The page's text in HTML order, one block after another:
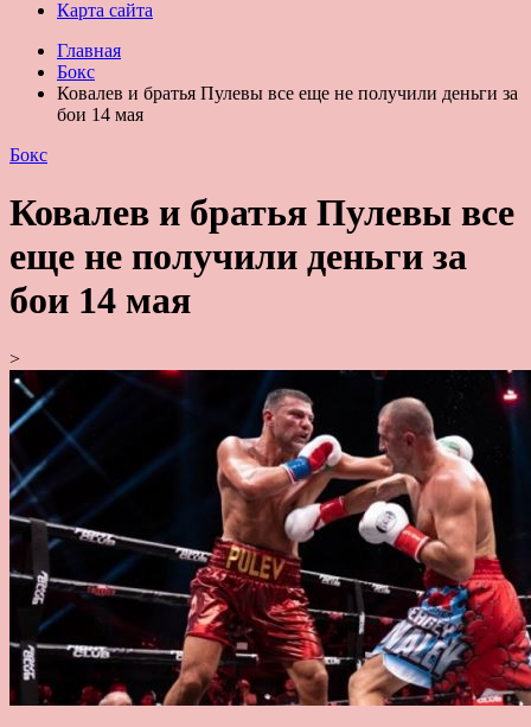
Карта сайта
Главная
Бокс
Ковалев и братья Пулевы все еще не получили деньги за
бои 14 мая
Бокс
Ковалев и братья Пулевы все
еще не получили деньги за
бои 14 мая
>